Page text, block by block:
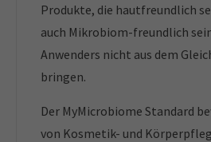
Produkte, die hautfreundlich
auch Mikrobiom-freundlich
Anwenders nicht aus dem
bringen.
Der MyMicrobiome Standard
von Kosmetik- und